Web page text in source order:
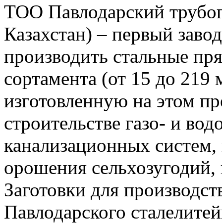
ТОО Павлодарский
Казахстан) – первый
производить стальные
сортамента (от 15 до
изготовленную на этом
строительстве газо- и
канализационных
орошения
Заготовки для
Павлодарского